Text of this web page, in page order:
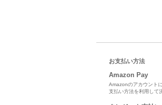
お支払い方法
Amazon Pay
Amazonのアカウント
支払い方法を利用して